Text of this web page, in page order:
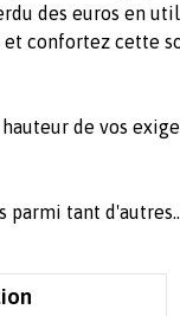
des euros en
confortez cette
de vos
parmi tant